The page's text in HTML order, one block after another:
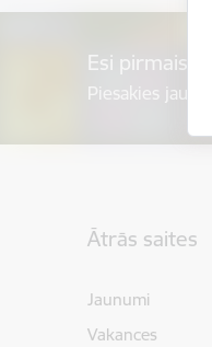
Esi pirmais,
Piesakies
Ātrās saites
Jaunumi
Vakances